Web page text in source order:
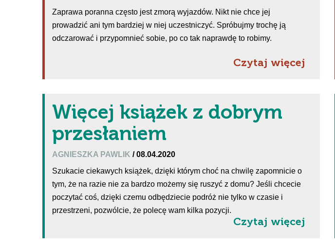
Zaprawa poranna często jest zmorą wyjazdów. Nikt nie chce jej
prowadzić ani tym bardziej w niej uczestniczyć. Spróbujmy trochę ją
odczarować i przypomnieć sobie, po co tak naprawdę to robimy.
Czytaj więcej
Więcej książek z dobrym
przesłaniem
AGNIESZKA PAWLIK / 08.04.2020
Szukacie ciekawych książek, dzięki którym choć na chwilę zapomnicie o
tym, że na razie nie za bardzo możemy się ruszyć z domu? Jeśli chcecie
poczytać coś, dzięki czemu odbędziecie podróż nie tylko w czasie i
przestrzeni, pozwólcie, że polecę wam kilka pozycji.
Czytaj więcej